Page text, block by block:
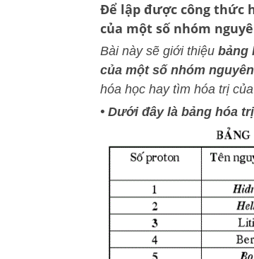
Để lập được công thức
của một số nhóm
Bài này sẽ giới thiệu bảng
của một số nhóm
hóa học hay tìm hóa trị
• Dưới đây là bảng hóa